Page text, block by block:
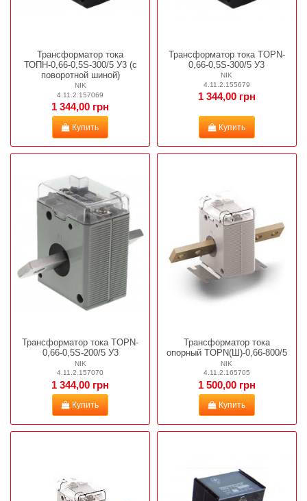
Трансформатор тока
ТОПН-0,66-0,5S-300/5 У3 (с
поворотной шиной)
NIK
4.11.2.157069
1 344,00 грн
Купить
Трансформатор тока TOPN-
0,66-0,5S-300/5 У3
NIK
4.11.2.155679
1 344,00 грн
Купить
Трансформатор тока TOPN-
0,66-0,5S-200/5 У3
NIK
4.11.2.157070
1 344,00 грн
Купить
Трансформатор тока
опорный TOPN(Ш)-0,66-800/5
NIK
4.11.2.165705
1 500,00 грн
Купить